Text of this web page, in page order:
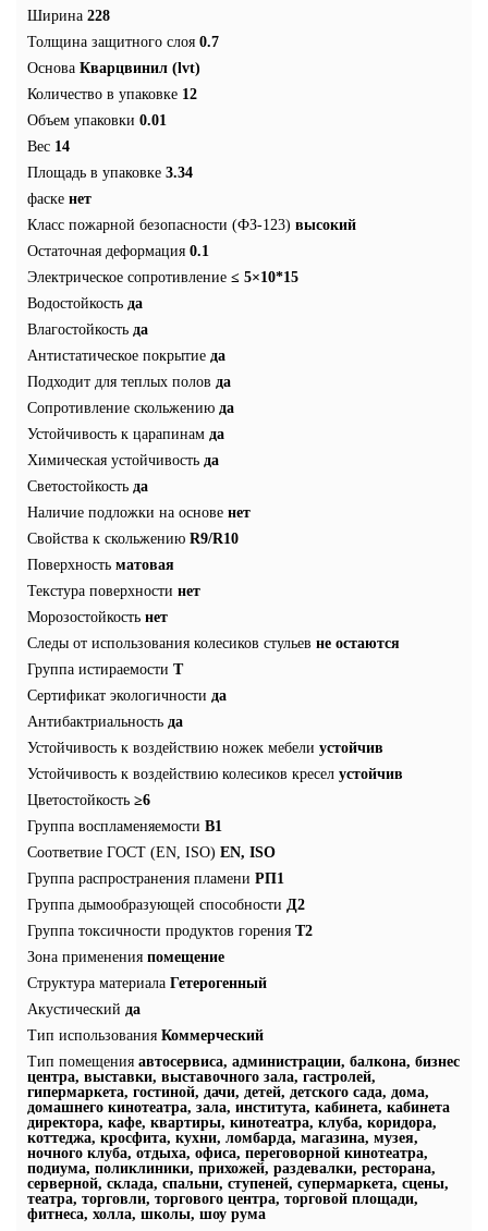
Ширина 228
Толщина защитного слоя 0.7
Основа Кварцвинил (lvt)
Количество в упаковке 12
Объем упаковки 0.01
Вес 14
Площадь в упаковке 3.34
фаске нет
Класс пожарной безопасности (ФЗ-123) высокий
Остаточная деформация 0.1
Электрическое сопротивление ≤ 5×10*15
Водостойкость да
Влагостойкость да
Антистатическое покрытие да
Подходит для теплых полов да
Сопротивление скольжению да
Устойчивость к царапинам да
Химическая устойчивость да
Светостойкость да
Наличие подложки на основе нет
Свойства к скольжению R9/R10
Поверхность матовая
Текстура поверхности нет
Морозостойкость нет
Следы от использования колесиков стульев не остаются
Группа истираемости T
Сертификат экологичности да
Антибактриальность да
Устойчивость к воздействию ножек мебели устойчив
Устойчивость к воздействию колесиков кресел устойчив
Цветостойкость ≥6
Группа воспламеняемости В1
Соответвие ГОСТ (EN, ISO) EN, ISO
Группа распространения пламени РП1
Группа дымообразующей способности Д2
Группа токсичности продуктов горения Т2
Зона применения помещение
Структура материала Гетерогенный
Акустический да
Тип использования Коммерческий
Тип помещения автосервиса, администрации, балкона, бизнес
центра, выставки, выставочного зала, гастролей,
гипермаркета, гостиной, дачи, детей, детского сада, дома,
домашнего кинотеатра, зала, института, кабинета, кабинета
директора, кафе, квартиры, кинотеатра, клуба, коридора,
коттеджа, кросфита, кухни, ломбарда, магазина, музея,
ночного клуба, отдыха, офиса, переговорной кинотеатра,
подиума, поликлиники, прихожей, раздевалки, ресторана,
серверной, склада, спальни, ступеней, супермаркета, сцены,
театра, торговли, торгового центра, торговой площади,
фитнеса, холла, школы, шоу рума